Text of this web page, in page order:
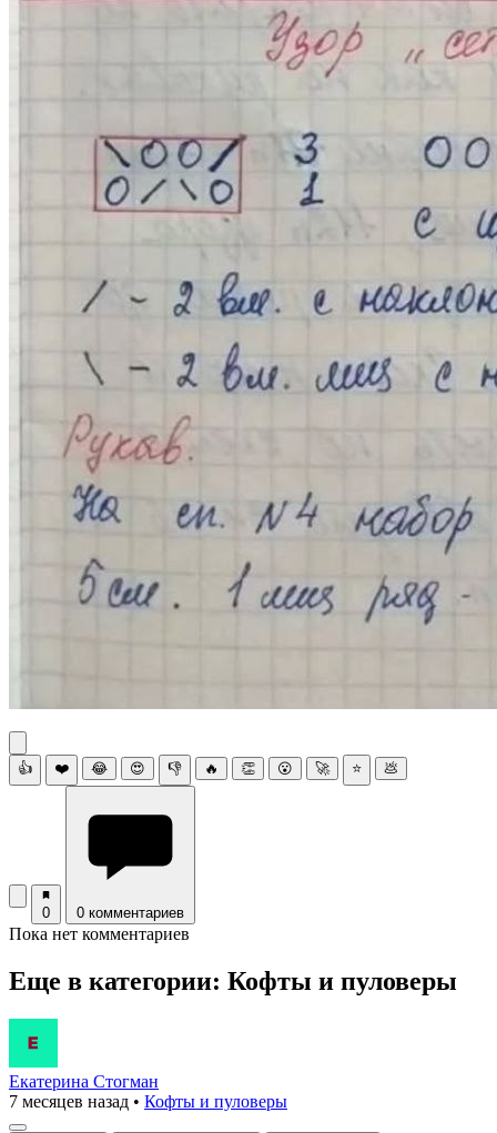
👍 ❤️ 😂 😍 👎 🔥 👏 😮 🚀 ⭐ 💩
0 0 комментариев
Пока нет комментариев
Еще в категории: Кофты и пуловеры
Екатерина Стогман
7 месяцев назад • Кофты и пуловеры